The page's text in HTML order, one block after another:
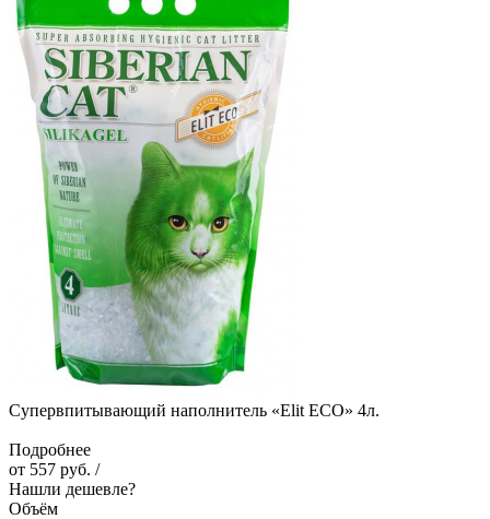
Супервпитывающий наполнитель «Elit ECO» 4л.
Подробнее
от 557 руб. /
Нашли дешевле?
Объём